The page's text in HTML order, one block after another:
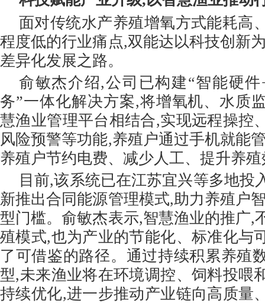
面对传统水产养殖增氧方式能耗高
程度低的行业痛点,双能达以科技创新
差异化发展之路。
俞敏杰介绍,公司已构建“智能硬
务”一体化解决方案,将增氧机、水质
慧渔业管理平台相结合,实现远程操控
风险预警等功能,养殖户通过手机就能
养殖户节约电费、减少人工、提升养
目前,该系统已在江苏宜兴等多地投
新推出合同能源管理模式,助力养殖户
型门槛。俞敏杰表示,智慧渔业的推广,
殖模式,也为产业的节能化、标准化与
了可借鉴的路径。通过持续积累养殖
型,未来渔业将在环境调控、饲料投喂
持续优化,进一步推动产业链向高质量